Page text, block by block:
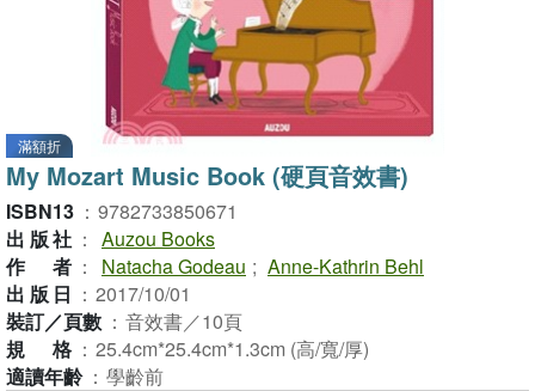
滿額折
My Mozart Music Book (硬頁音效書)
ISBN13 ： 9782733850671
出版社 ： Auzou Books
作者 ： Natacha Godeau ; Anne-Kathrin Behl
出版日 ： 2017/10/01
裝訂／頁數 ： 音效書／10頁
規格 ： 25.4cm*25.4cm*1.3cm (高/寬/厚)
適讀年齡 ： 學齡前